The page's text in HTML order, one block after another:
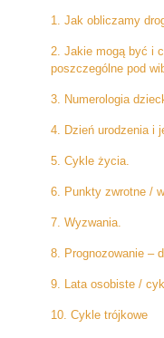
1. Jak obliczamy
2. Jakie mogą być i
poszczególne pod
3. Numerologia
4. Dzień urodzenia i
5. Cykle życia.
6. Punkty zwrotne /
7. Wyzwania.
8. Prognozowanie –
9. Lata osobiste /
10. Cykle trójkowe